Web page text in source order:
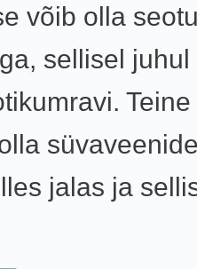
võib olla
sellisel juhul
jalas ja